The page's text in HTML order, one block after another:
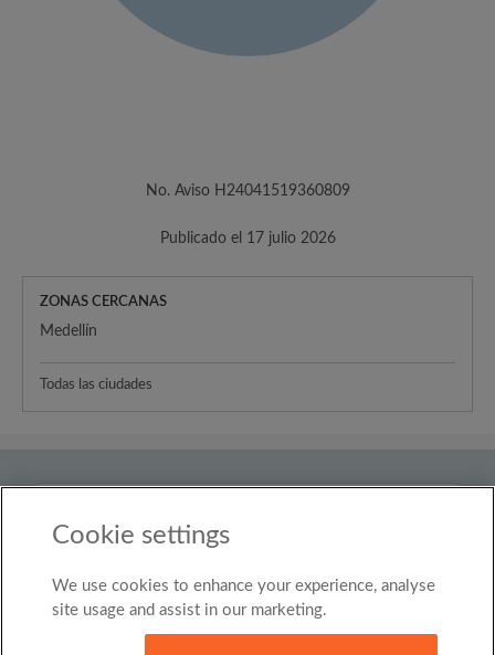
No. Aviso H24041519360809
Publicado el 17 julio 2026
ZONAS CERCANAS
Medellín
Todas las ciudades
Colombia
© Roomgo Limited 2025 - 21 Market Place, Stockport,
United Kingdom, SK1 1EU
Cookie settings
We use cookies to enhance your experience, analyse
site usage and assist in our marketing.